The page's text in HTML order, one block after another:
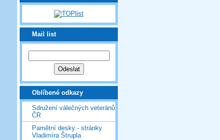
Mail list
Oblíbené odkazy
Sdružení válečných veteránů
ČR
Pamětní desky - stránky
Vladimíra Štrupla